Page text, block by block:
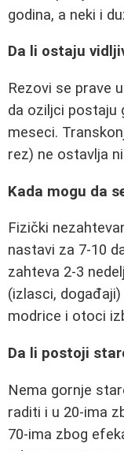
godina, a neki i
Da li ostaju
Rezovi se prave
da oziljci postaju
meseci.
rez) ne ostavlja
Kada mogu da
Fizički
nastavi za 7-10
zahteva 2-3
(izlasci,
modrice i otoci
Da li postoji
Nema gornje
raditi i u 20-ima
70-ima zbog